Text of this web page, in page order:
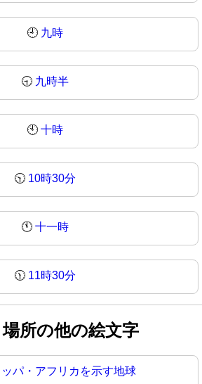
🕘 九時
🕤 九時半
🕙 十時
🕥 10時30分
🕚 十一時
🕦 11時30分
所の他の絵文字
ッパ・アフリカを示す地球